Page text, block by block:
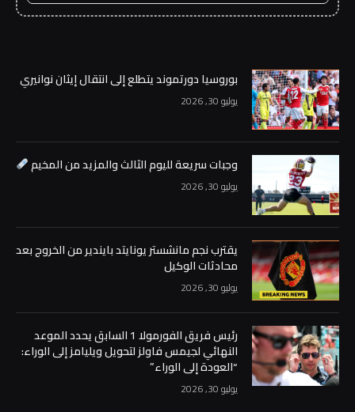
بوروسيا دورتموند يتطلع إلى انتقال إيثان نوانيري
يوليو 30, 2026
وجبات سريعة لليوم الثالث والمزيد من المخيم
يوليو 30, 2026
يقترب نجم مانشستر يونايتد بايندير من الخروج بعد
محادثات الوكيل
يوليو 30, 2026
رئيس فريق الفورمولا 1 السابق يحدد الموعد
النهائي لجيمس فاولز لتحويل ويليامز إلى الوراء:
“العودة إلى الوراء”
يوليو 30, 2026